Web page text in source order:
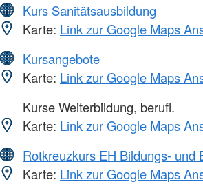
Kurs Sanitätsausbildung
Karte: Link zur Google Maps
Kursangebote
Karte: Link zur Google Maps
Kurse Weiterbildung, berufl.
Karte: Link zur Google Maps
Rotkreuzkurs EH Bildungs- und
Karte: Link zur Google Maps